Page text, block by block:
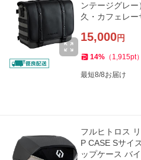
ンテージグレ
久・カフェレ
15,000円
14% （ 1,915pt）
最短8/8お届け
フルヒトロス
P CASE Sサイ
ップケース バ